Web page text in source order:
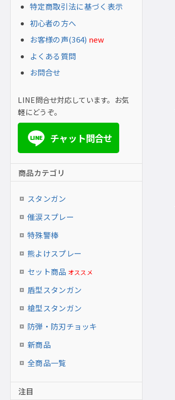
特定商取引法に基づく表示
初心者の方へ
お客様の声(364) new
よくある質問
お問合せ
LINE問合せ対応しています。お気
軽にどうぞ。
LINE チャット問合せ
商品カテゴリ
スタンガン
催涙スプレー
特殊警棒
熊よけスプレー
セット商品 オススメ
盾型スタンガン
槍型スタンガン
防弾・防刃チョッキ
新商品
全商品一覧
注目